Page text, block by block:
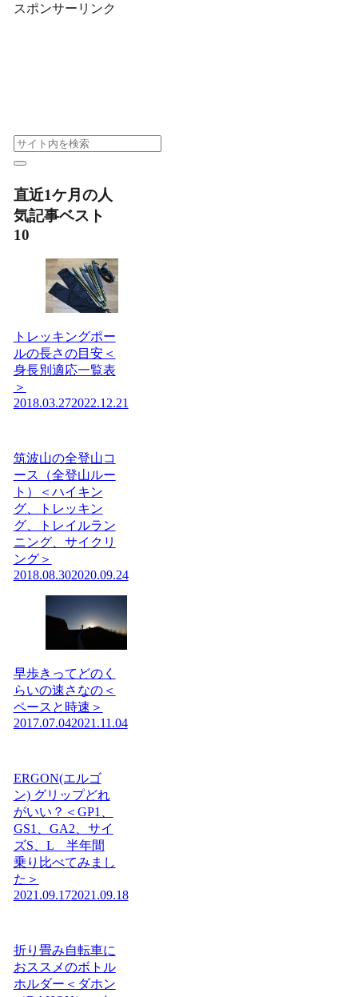
スポンサーリンク
直近1ケ月の人
気記事ベスト
10
トレッキングポー
ルの長さの目安＜
身長別適応一覧表
＞
2018.03.272022.12.21
筑波山の全登山コ
ース（全登山ルー
ト）＜ハイキン
グ、トレッキン
グ、トレイルラン
ニング、サイクリ
ング＞
2018.08.302020.09.24
早歩きってどのく
らいの速さなの＜
ペースと時速＞
2017.07.042021.11.04
ERGON(エルゴ
ン) グリップどれ
がいい？＜GP1、
GS1、GA2、サイ
ズS、L 半年間
乗り比べてみまし
た＞
2021.09.172021.09.18
折り畳み自転車に
おススメのボトル
ホルダー＜ダホン